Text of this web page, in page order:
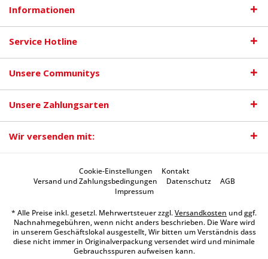
Informationen
Service Hotline
Unsere Communitys
Unsere Zahlungsarten
Wir versenden mit:
Cookie-Einstellungen
Kontakt
Versand und Zahlungsbedingungen
Datenschutz
AGB
Impressum
* Alle Preise inkl. gesetzl. Mehrwertsteuer zzgl.Versandkosten und ggf.
Nachnahmegebühren, wenn nicht anders beschrieben. Die Ware wird
in unserem Geschäftslokal ausgestellt, Wir bitten um Verständnis dass
diese nicht immer in Originalverpackung versendet wird und minimale
Gebrauchsspuren aufweisen kann.